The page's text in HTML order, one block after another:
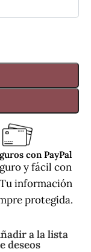
con PayPal
y fácil con
información
protegida.
a la lista
deseos